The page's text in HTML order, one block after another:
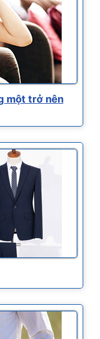
một trở nên